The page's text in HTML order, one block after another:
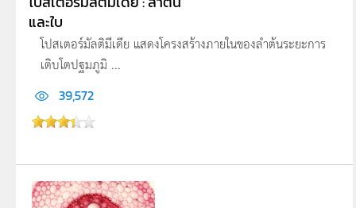
และใบ
โปสเตอร์มัลติมีเดีย แสดงโครงสร้างภายในของลำต้นระยะการ
เติบโตปฐมภูมิ ...
39,572